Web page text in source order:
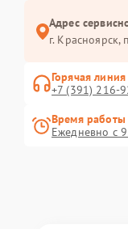
Адрес
г. Красноярск,
Горячая линия
+7 (391) 216-
Время работы
Ежедневно с